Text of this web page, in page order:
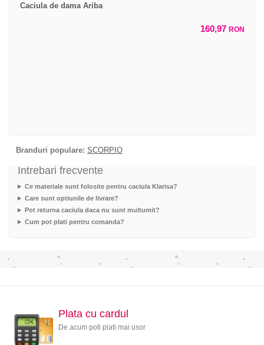
Caciula de dama Ariba
160,97 RON
Branduri populare: SCORPIO
Intrebari frecvente
Ce materiale sunt folosite pentru caciula Klarisa?
Care sunt optiunile de livrare?
Pot returna caciula daca nu sunt multumit?
Cum pot plati pentru comanda?
Plata cu cardul
De acum poti plati mai usor